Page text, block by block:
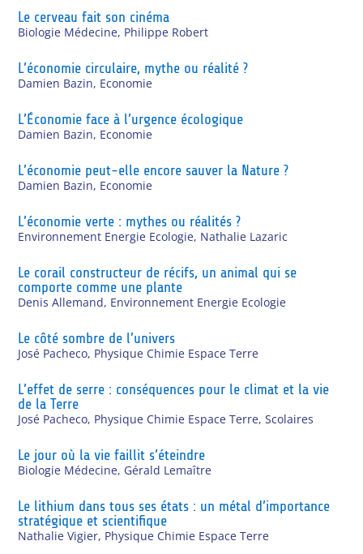
Le cerveau fait son cinéma
Biologie Médecine, Philippe Robert
L’économie circulaire, mythe ou réalité ?
Damien Bazin, Economie
L’Économie face à l’urgence écologique
Damien Bazin, Economie
L’économie peut-elle encore sauver la Nature ?
Damien Bazin, Economie
L’économie verte : mythes ou réalités ?
Environnement Energie Ecologie, Nathalie Lazaric
Le corail constructeur de récifs, un animal qui se
comporte comme une plante
Denis Allemand, Environnement Energie Ecologie
Le côté sombre de l’univers
José Pacheco, Physique Chimie Espace Terre
L’effet de serre : conséquences pour le climat et la vie
de la Terre
José Pacheco, Physique Chimie Espace Terre,Scolaires
Le jour où la vie faillit s’éteindre
Biologie Médecine, Gérald Lemaître
Le lithium dans tous ses états : un métal d’importance
stratégique et scientifique
Nathalie Vigier, Physique Chimie Espace Terre